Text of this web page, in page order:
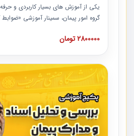
یکی از آموزش‏‏‏‏‏‏ های بسیار کاربردی و
گروه امور پیمان، سمینار آموزشی
های عمرانی» چالش ها، تخلفات و راه
است که در محل سندیکای شرکت های
مدارک پیمان به همراه تجربیات عملی
2800000 تومان